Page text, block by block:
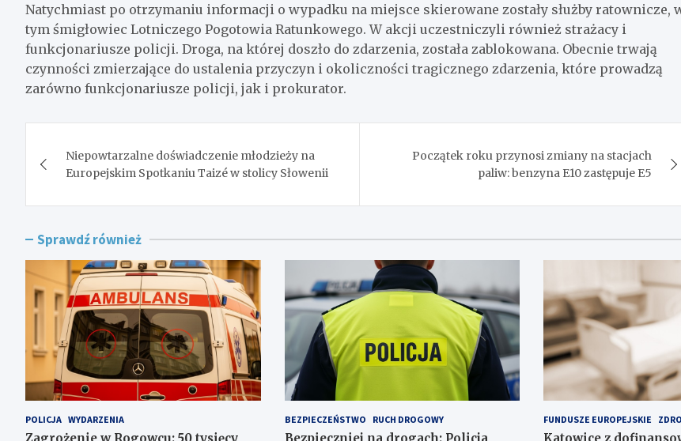
Natychmiast po otrzymaniu informacji o wypadku na miejsce skierowane zostały służby ratownicze,
tym śmigłowiec Lotniczego Pogotowia Ratunkowego. W akcji uczestniczyli również strażacy i
funkcjonariusze policji. Droga, na której doszło do zdarzenia, została zablokowana. Obecnie trwają
czynności zmierzające do ustalenia przyczyn i okoliczności tragicznego zdarzenia, które prowadzą
zarówno funkcjonariusze policji, jak i prokurator.
wpisu
Niepowtarzalne doświadczenie młodzieży na
Europejskim Spotkaniu Taizé w stolicy Słowenii
Początek roku przynosi zmiany na stacjach
paliw: benzyna E10 zastępuje E5
Sprawdź również
POLICJA WYDARZENIA BEZPIECZEŃSTWO RUCH DROGOWY FUNDUSZE EUROPEJSKIE